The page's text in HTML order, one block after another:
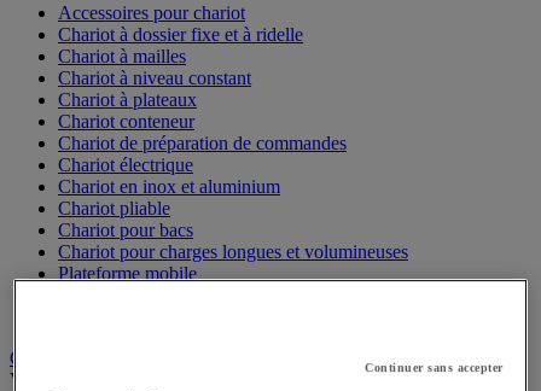
Accessoires pour chariot
Chariot à dossier fixe et à ridelle
Chariot à mailles
Chariot à niveau constant
Chariot à plateaux
Chariot conteneur
Chariot de préparation de commandes
Chariot électrique
Chariot en inox et aluminium
Chariot pliable
Chariot pour bacs
Chariot pour charges longues et volumineuses
Plateforme mobile
Chauffage, rafraîchisseur et déshumidificateur
Voir toute la catégorie
Continuer sans accepter